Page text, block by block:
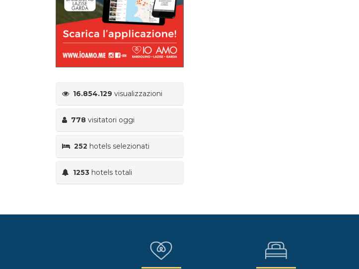
16.854.129 visualizzazioni
778 visitatori oggi
252 hotels selezionati
1253 hotels totali